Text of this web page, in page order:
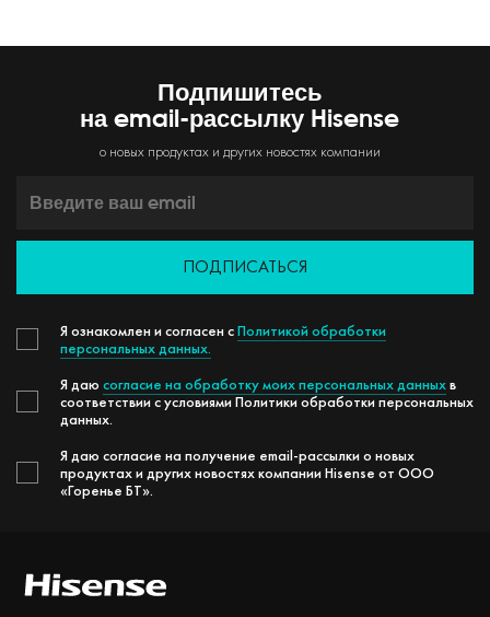
Подпишитесь
на email-рассылку Hisense
о новых продуктах и других новостях компании
ПОДПИСАТЬСЯ
Я ознакомлен и согласен сПолитикой обработки
персональных данных.
Я даю согласие на обработку моих персональных данныхв
соответствии с условиями Политики обработки персональных
данных.
Я даю согласие на получение email-рассылки о новых
продуктах и других новостях компании Hisense от ООО
«Горенье БТ».